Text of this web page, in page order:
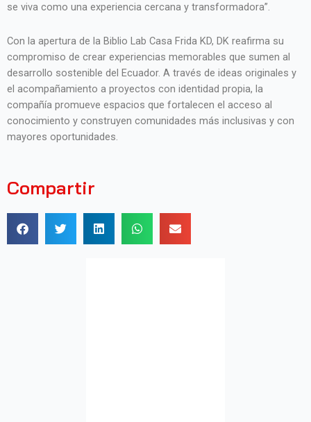
se viva como una experiencia cercana y transformadora”.
Con la apertura de la Biblio Lab Casa Frida KD, DK reafirma su
compromiso de crear experiencias memorables que sumen al
desarrollo sostenible del Ecuador. A través de ideas originales y
el acompañamiento a proyectos con identidad propia, la
compañía promueve espacios que fortalecen el acceso al
conocimiento y construyen comunidades más inclusivas y con
mayores oportunidades.
Compartir